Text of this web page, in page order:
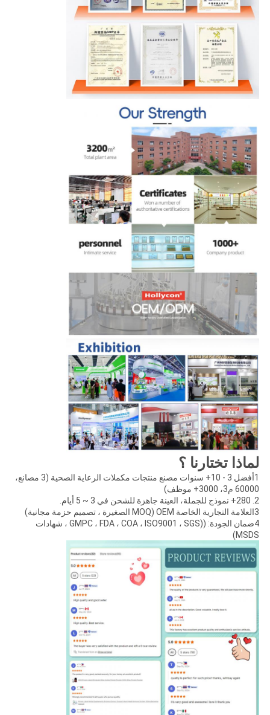
لماذا تختارنا ؟
1أفضل 3 - 10+ سنوات مصنع منتجات مكملات الرعاية الصحية (3 مصانع،
60000 م3، 3000+ موظف)
2. 280+ نموذج للجملة، العينة جاهزة للشحن في 3 ~ 5 أيام.
3العلامة التجارية الخاصة OEM (MOQ الصغيرة ، تصميم حزمة مجانية)
4ضمان الجودة: ((GMPC ، FDA ، COA ، ISO9001 ، SGS ، شهادات
MSDS)